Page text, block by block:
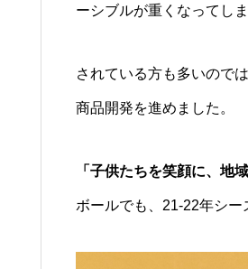
ーシブルが重くなってし
されている方も多いので
商品開発を進めました。
「子供たちを笑顔に、地
ボールでも、21-22年シー